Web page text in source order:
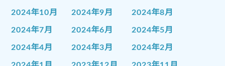
2024年10月 2024年9月 2024年8月
2024年7月 2024年6月 2024年5月
2024年4月 2024年3月 2024年2月